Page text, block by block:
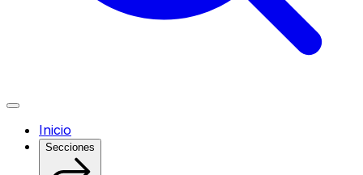
Inicio
Secciones